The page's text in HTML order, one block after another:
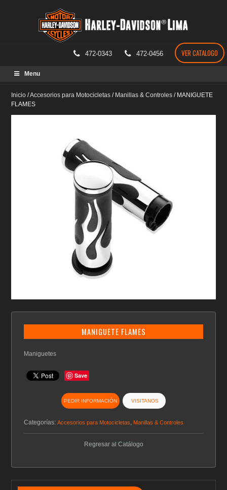
472-0343 472-0456 VER CATALOGO
Menu
Inicio /Accesorios para Motocicletas / Manillas & Controles / MANIGUETE
FLAMES
MANIGUETE FLAMES
Maniguetes
Save
PEDIR INFORMACIÓN VISITANOS
Categorías:Accesorios para Motocicletas, Manillas & Controles
Regresar al Catálogo